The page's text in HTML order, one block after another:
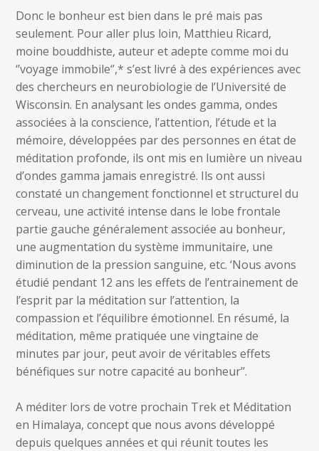
Donc le bonheur est bien dans le pré mais pas
seulement. Pour aller plus loin, Matthieu Ricard,
moine bouddhiste, auteur et adepte comme moi du
‘’voyage immobile‘’,* s’est livré à des expériences avec
des chercheurs en neurobiologie de l’Université de
Wisconsin. En analysant les ondes gamma, ondes
associées à la conscience, l’attention, l’étude et la
mémoire, développées par des personnes en état de
méditation profonde, ils ont mis en lumière un niveau
d’ondes gamma jamais enregistré. Ils ont aussi
constaté un changement fonctionnel et structurel du
cerveau, une activité intense dans le lobe frontale
partie gauche généralement associée au bonheur,
une augmentation du système immunitaire, une
diminution de la pression sanguine, etc. ‘Nous avons
étudié pendant 12 ans les effets de l’entrainement de
l’esprit par la méditation sur l’attention, la
compassion et l’équilibre émotionnel. En résumé, la
méditation, même pratiquée une vingtaine de
minutes par jour, peut avoir de véritables effets
bénéfiques sur notre capacité au bonheur’’.
A méditer lors de votre prochain Trek et Méditation
en Himalaya, concept que nous avons développé
depuis quelques années et qui réunit toutes les